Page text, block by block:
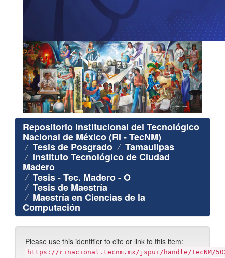
Repositorio Institucional del Tecnológico
Nacional de México (RI - TecNM)
Tesis de Posgrado Tamaulipas
Instituto Tecnológico de Ciudad
Madero
Tesis - Tec. Madero - O
Tesis de Maestría
Maestría en Ciencias de la
Computación
Please use this identifier to cite or link to this item:
https://rinacional.tecnm.mx/jspui/handle/TecNM/